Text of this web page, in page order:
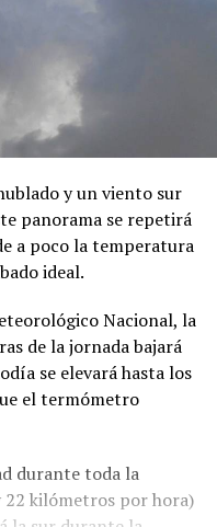
y un viento sur
panorama se repetirá
a poco la temperatura
ideal.
Nacional, la
de la jornada bajará
se elevará hasta los
el termómetro
durante toda la
22 kilómetros por hora)